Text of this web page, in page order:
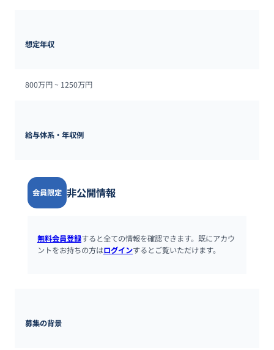
想定年収
800万円 ~ 1250万円
給与体系・年収例
会員限定 非公開情報
無料会員登録すると全ての情報を確認できます。既にアカウ
ントをお持ちの方はログインするとご覧いただけます。
募集の背景